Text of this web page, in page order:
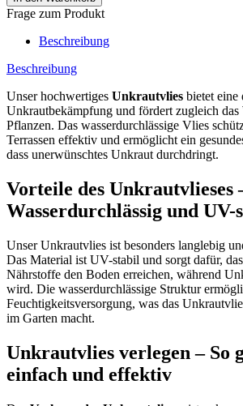
Frage zum Produkt
Beschreibung
Beschreibung
Unser hochwertiges Unkrautvlies bietet eine
Unkrautbekämpfung und fördert zugleich das
Pflanzen. Das wasserdurchlässige Vlies
Terrassen effektiv und ermöglicht ein
dass unerwünschtes Unkraut durchdringt.
Vorteile des Unkrautvlieses
Wasserdurchlässig und UV-
Unser Unkrautvlies ist besonders langlebig
Das Material ist UV-stabil und sorgt dafür,
Nährstoffe den Boden erreichen, während
wird. Die wasserdurchlässige Struktur
Feuchtigkeitsversorgung, was das
im Garten macht.
Unkrautvlies verlegen – So
einfach und effektiv